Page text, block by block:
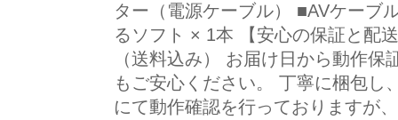
ター（電源ケーブル） ■AVケーブ
るソフト × 1本 【安心の保証と配
（送料込み） お届け日から動作
もご安心ください。 丁寧に梱包
にて動作確認を行っておりますが